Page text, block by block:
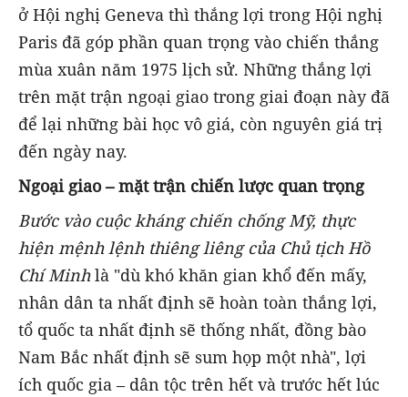
ở Hội nghị Geneva thì thắng lợi trong Hội nghị
Paris đã góp phần quan trọng vào chiến thắng
mùa xuân năm 1975 lịch sử. Những thắng lợi
trên mặt trận ngoại giao trong giai đoạn này đã
để lại những bài học vô giá, còn nguyên giá trị
đến ngày nay.
Ngoại giao – mặt trận chiến lược quan trọng
Bước vào cuộc kháng chiến chống Mỹ, thực
hiện mệnh lệnh thiêng liêng của Chủ tịch Hồ
Chí Minhlà "dù khó khăn gian khổ đến mấy,
nhân dân ta nhất định sẽ hoàn toàn thắng lợi,
tổ quốc ta nhất định sẽ thống nhất, đồng bào
Nam Bắc nhất định sẽ sum họp một nhà", lợi
ích quốc gia – dân tộc trên hết và trước hết lúc